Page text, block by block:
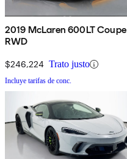
2019 McLaren 600LT Coupe
RWD
$246,224 Trato justo
Incluye tarifas de conc.